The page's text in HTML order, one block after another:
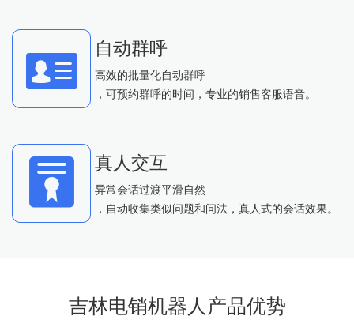
自动群呼
高效的批量化自动群呼
，可预约群呼的时间，专业的销售客服语音。
真人交互
异常会话过渡平滑自然
，自动收集类似问题和问法，真人式的会话效果。
吉林电销机器人产品优势